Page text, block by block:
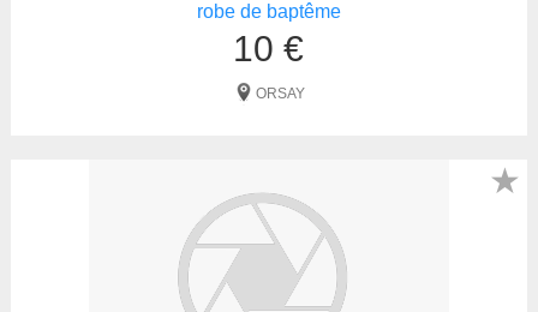
robe de baptême
10 €
ORSAY
★